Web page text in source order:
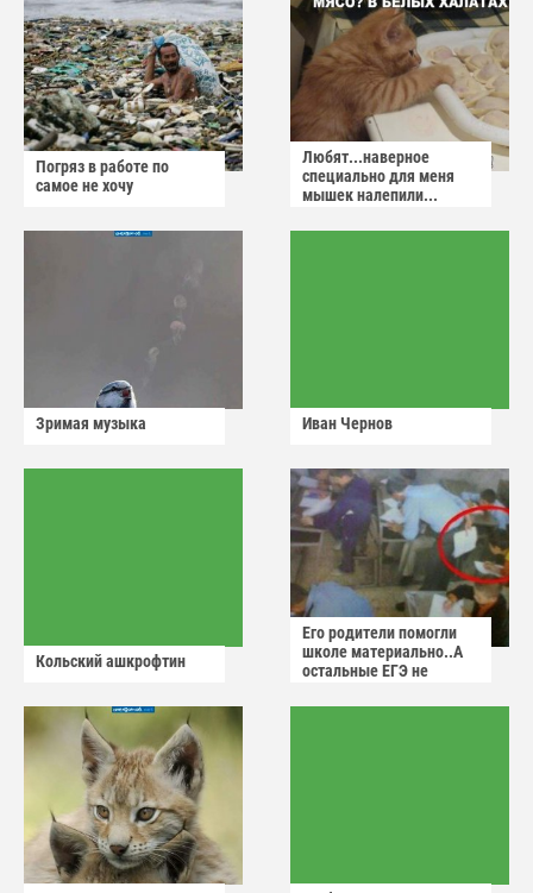
Погряз в работе по
самое не хочу
Любят...наверное
специально для меня
мышек налепили...
Зримая музыка Иван Чернов
Кольский ашкрофтин
Его родители помогли
школе материально..А
остальные ЕГЭ не